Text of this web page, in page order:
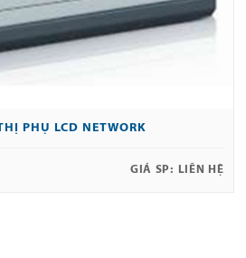
PHỤ LCD NETWORK
GIÁ SP: LIÊN HỆ